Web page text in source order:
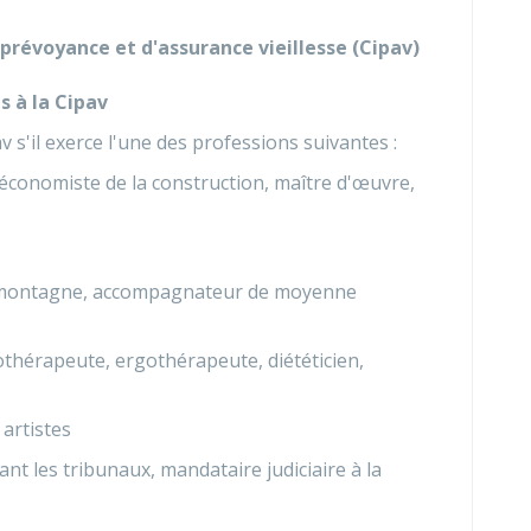
et d'assurance vieillesse (Cipav)
à la Cipav
s'il exerce l'une des professions suivantes :
de la construction, maître d'œuvre,
accompagnateur de moyenne
ergothérapeute, diététicien,
les tribunaux, mandataire judiciaire à la